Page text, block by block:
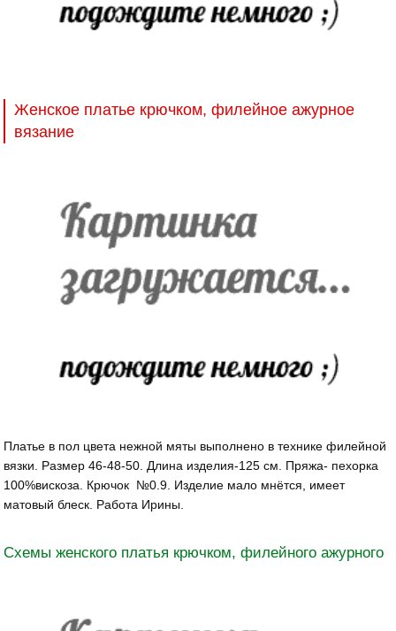
Женское платье крючком, филейное ажурное
вязание
Платье в пол цвета нежной мяты выполнено в технике филейной
вязки. Размер 46-48-50. Длина изделия-125 см. Пряжа- пехорка
100%вискоза. Крючок №0.9. Изделие мало мнётся, имеет
матовый блеск. Работа Ирины.
Схемы женского платья крючком, филейного ажурного